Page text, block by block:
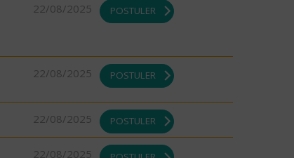
22/08/2025 POSTULER
22/08/2025 POSTULER
22/08/2025 POSTULER
22/08/2025